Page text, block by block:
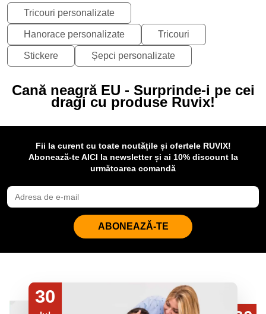
Tricouri personalizate
Hanorace personalizate Tricouri
Stickere Șepci personalizate
Cană neagră EU - Surprinde-i pe cei
dragi cu produse Ruvix!
Fii la curent cu toate noutățile și ofertele RUVIX!
Abonează-te AICI la newsletter și ai 10% discount la
următoarea comandă
ABONEAZĂ-TE
30